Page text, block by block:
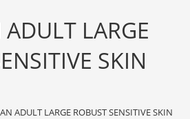
LARGE
SKIN
ADULT LARGE ROBUST SENSITIVE SKIN